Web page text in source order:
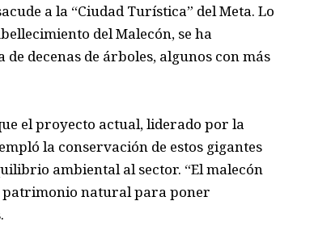
a la “Ciudad Turística” del Meta. Lo
del Malecón, se ha
decenas de árboles, algunos con más
el proyecto actual, liderado por la
la conservación de estos gigantes
ambiental al sector. “El malecón
patrimonio natural para poner